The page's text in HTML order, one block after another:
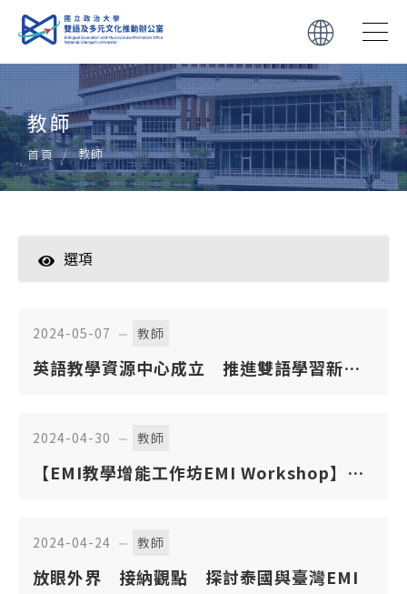
教師
首頁 教師
選項
教師
轉知
2024-05-07 教師
英語教學資源中心成立 推進雙語學習新里
2024-04-30 教師
【EMI教學增能工作坊EMI Workshop】
Successful Learning in English-Taught
2024-04-24 教師
放眼外界 接納觀點 探討泰國與臺灣EMI